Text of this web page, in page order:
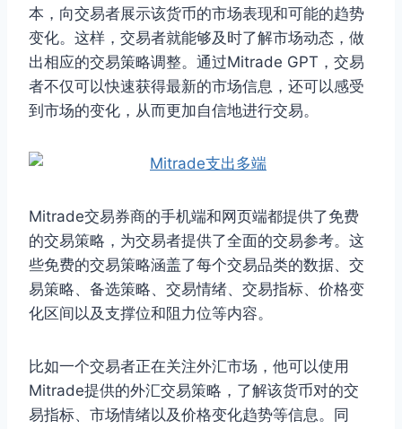
本，向交易者展示该货币的市场表现和可能的趋势
变化。这样，交易者就能够及时了解市场动态，做
出相应的交易策略调整。通过Mitrade GPT，交易
者不仅可以快速获得最新的市场信息，还可以感受
到市场的变化，从而更加自信地进行交易。
Mitrade交易券商的手机端和网页端都提供了免费
的交易策略，为交易者提供了全面的交易参考。这
些免费的交易策略涵盖了每个交易品类的数据、交
易策略、备选策略、交易情绪、交易指标、价格变
化区间以及支撑位和阻力位等内容。
比如一个交易者正在关注外汇市场，他可以使用
Mitrade提供的外汇交易策略，了解该货币对的交
易指标、市场情绪以及价格变化趋势等信息。同